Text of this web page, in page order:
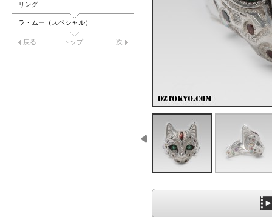
リング
ラ・ムー（スペシャル）
戻る トップ 次